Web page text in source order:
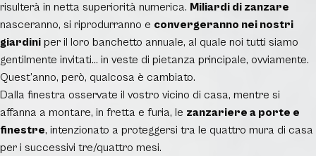
risulterà in netta superiorità numerica. Miliardi di zanzare
nasceranno, si riprodurranno e convergeranno nei nostri
giardini per il loro banchetto annuale, al quale noi tutti siamo
gentilmente invitati… in veste di pietanza principale, ovviamente.
Quest’anno, però, qualcosa è cambiato.
Dalla finestra osservate il vostro vicino di casa, mentre si
affanna a montare, in fretta e furia, le zanzariere a porte e
finestre, intenzionato a proteggersi tra le quattro mura di casa
per i successivi tre/quattro mesi.